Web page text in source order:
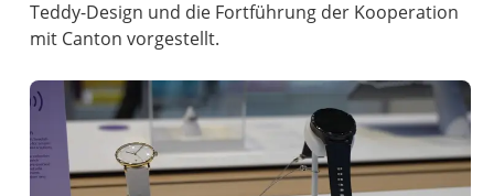
Teddy-Design und die Fortführung der Kooperation
mit Canton vorgestellt.